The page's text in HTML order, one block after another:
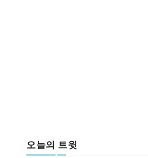
오늘의 트윗